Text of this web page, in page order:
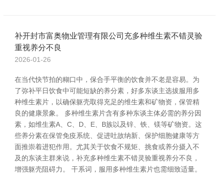
补开封市富奥物业管理有限公司充多种维生素不错灵验
重视养分不良
2026-01-26
在当代快节拍的糊口中，保合手平衡的饮食并不老是容易。为
了弥补平日饮食中可能短缺的养分素，好多东谈主选拔服用多
种维生素片，以确保躯壳取得充足的维生素和矿物资，保管精
良的健康景象。 多种维生素片含有多种东谈主体必需的养分因
素，如维生素A、C、D、E、B族以及锌、铁、镁等矿物资。这
些养分素在保管免疫系统、促进吐故纳新、保护细胞健康等方
面推崇着进犯作用。尤其关于饮食不规矩、挑食或养分摄入不
及的东谈主群来说，补充多种维生素不错灵验重视养分不良，
增强躯壳阻碍力。 干系词，服用多种维生素片也需细致适量。